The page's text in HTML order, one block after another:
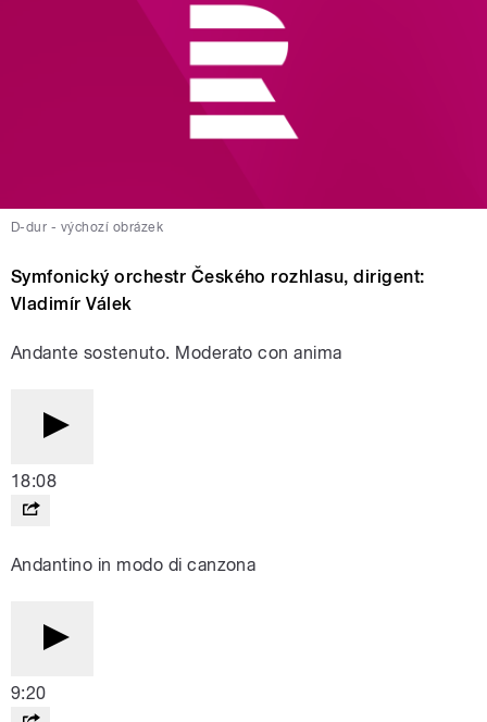
D-dur - výchozí obrázek
Symfonický orchestr Českého rozhlasu, dirigent:
Vladimír Válek
Andante sostenuto. Moderato con anima
18:08
Andantino in modo di canzona
9:20